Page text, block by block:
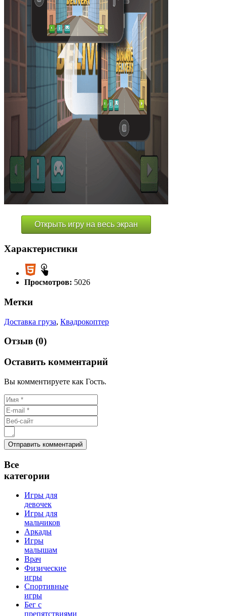
Открыть игру на весь экран
Характеристики
Просмотров: 5026
Метки
Доставка груза, Квадрокоптер
Отзыв (0)
Оставить комментарий
Вы комментируете как Гость.
Все
категории
Игры для
девочек
Игры для
мальчиков
Аркады
Игры
малышам
Врач
Физические
игры
Спортивные
игры
Бег с
препятствиями